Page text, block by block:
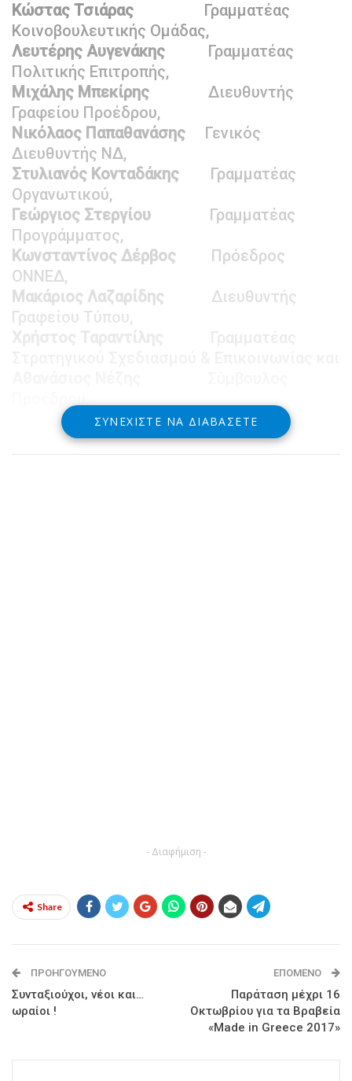
Κώστας Τσιάρας Γραμματέας
Κοινοβουλευτικής Ομάδας,
Λευτέρης Αυγενάκης Γραμματέας
Πολιτικής Επιτροπής,
Μιχάλης Μπεκίρης Διευθυντής
Γραφείου Προέδρου,
Νικόλαος Παπαθανάσης Γενικός
Διευθυντής ΝΔ,
Στυλιανός Κονταδάκης
Γραμματέας
Οργανωτικού,
Γεώργιος Στεργίου Γραμματέας
Προγράμματος,
Κωνσταντίνος Δέρβος Πρόεδρος
ΟΝΝΕΔ,
Μακάριος Λαζαρίδης
Διευθυντής
Γραφείου Τύπου,
ΣΥΝΕΧΊΣΤΕ ΝΑ ΔΙΑΒΆΣΕΤΕ
- Διαφήμιση -
Share
ΠΡΟΗΓΟΎΜΕΝΟ
Συνταξιούχοι, νέοι και…
ωραίοι !
ΕΠΌΜΕΝΟ
Παράταση μέχρι 16
Οκτωβρίου για τα Βραβεία
«Made in Greece 2017»